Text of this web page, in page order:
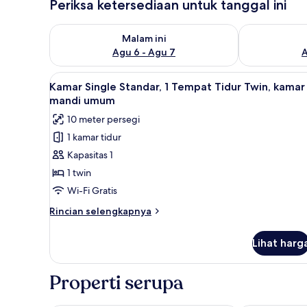
Periksa ketersediaan untuk tanggal ini
Malam ini
Agu 6 - Agu 7
Periksa ketersediaan untuk malam ini Agu 6 - Agu 7
Periksa
Lihat
semua
foto
untuk
Kamar
Single
Standar,
1
Tempat
Tidur
kamar
mandi
umum
Kamar Single Standar, 1
6
Kamar Single Standar, 1 Tempat Tidur Twin, kamar
mandi umum
10 meter persegi
1 kamar tidur
Kapasitas 1
1 twin
Wi-Fi Gratis
Rincian selengkapnya
Rincian
Kamar
Standar,
Lihat
Properti serupa